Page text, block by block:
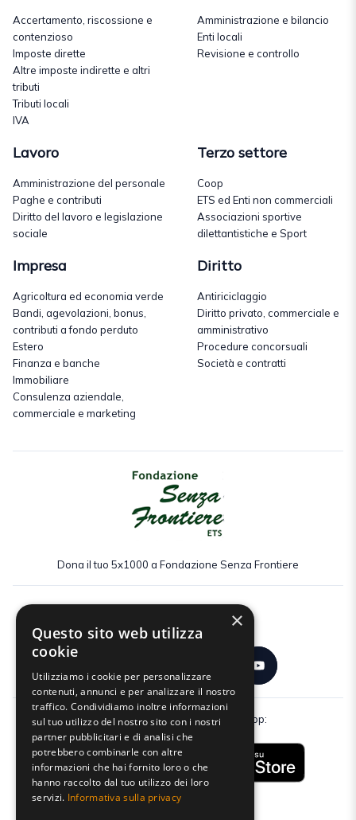
Accertamento, riscossione e
contenzioso
Imposte dirette
Altre imposte indirette e altri
tributi
Tributi locali
IVA
Amministrazione e bilancio
Enti locali
Revisione e controllo
Lavoro
Amministrazione del personale
Paghe e contributi
Diritto del lavoro e legislazione
sociale
Terzo settore
Coop
ETS ed Enti non commerciali
Associazioni sportive
dilettantistiche e Sport
Impresa
Agricoltura ed economia verde
Bandi, agevolazioni, bonus,
contributi a fondo perduto
Estero
Finanza e banche
Immobiliare
Consulenza aziendale,
commerciale e marketing
Diritto
Antiriciclaggio
Diritto privato, commerciale e
amministrativo
Procedure concorsuali
Società e contratti
Dona il tuo 5x1000 a Fondazione Senza Frontiere
Scarica gratuitamente la nostra app:
×
Questo sito web utilizza
cookie
Utilizziamo i cookie per personalizzare
contenuti, annunci e per analizzare il nostro
traffico. Condividiamo inoltre informazioni
sul tuo utilizzo del nostro sito con i nostri
partner pubblicitari e di analisi che
potrebbero combinarle con altre
informazioni che hai fornito loro o che
hanno raccolto dal tuo utilizzo dei loro
servizi. Informativa sulla privacy